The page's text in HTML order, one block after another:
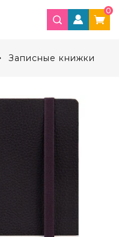
0
Записные книжки